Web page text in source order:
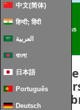
中文(简体)
हिन्दी; हिंदी
العربية
বাংলা
日本語
Português
Deutsch
Casa inteligente & IO
Guías
secuencia
crear y
de red